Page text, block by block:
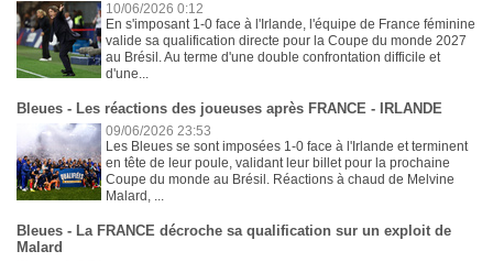
10/06/2026 0:12
En s'imposant 1-0 face à l'Irlande, l'équipe de France féminine
valide sa qualification directe pour la Coupe du monde 2027
au Brésil. Au terme d'une double confrontation difficile et
d'une...
Bleues - Les réactions des joueuses après FRANCE - IRLANDE
09/06/2026 23:53
Les Bleues se sont imposées 1-0 face à l'Irlande et terminent
en tête de leur poule, validant leur billet pour la prochaine
Coupe du monde au Brésil. Réactions à chaud de Melvine
Malard, ...
Bleues - La FRANCE décroche sa qualification sur un exploit de
Malard